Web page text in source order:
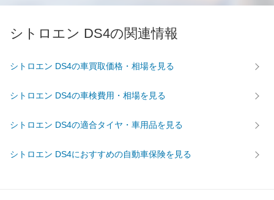
シトロエン DS4の関連情報
シトロエン DS4の車買取価格・相場を見る
シトロエン DS4の車検費用・相場を見る
シトロエン DS4の適合タイヤ・車用品を見る
シトロエン DS4におすすめの自動車保険を見る